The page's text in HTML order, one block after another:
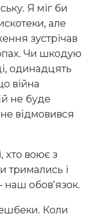
Я міг би
але
зустрічав
Чи шкодую
одинадцять
війна
не буде
відмовився
хто воює з
тримались і
обов’язок.
Коли